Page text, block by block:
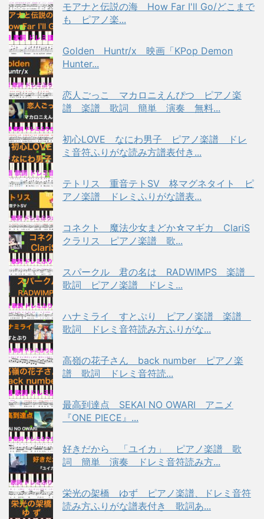
モアナと伝説の海 How Far I'll Go/どこまで
も ピアノ楽...
Golden Huntr/x 映画「KPop Demon
Hunter...
恋人ごっこ マカロニえんぴつ ピアノ楽
譜 楽譜 歌詞 簡単 演奏 無料...
初心LOVE なにわ男子 ピアノ楽譜 ドレ
ミ音符ふりがな読み方譜表付き...
テトリス 重音テトSV 柊マグネタイト ピ
アノ楽譜 ドレミふりがな譜表...
コネクト 魔法少女まどか☆マギカ ClariS
クラリス ピアノ楽譜 歌...
スパークル 君の名は RADWIMPS 楽譜
歌詞 ピアノ楽譜 ドレミ...
ハナミライ すとぷり ピアノ楽譜 楽譜
歌詞 ドレミ音符読み方ふりがな...
高嶺の花子さん back number ピアノ楽
譜 歌詞 ドレミ音符読...
最高到達点 SEKAI NO OWARI アニメ
『ONE PIECE』...
好きだから 「ユイカ」 ピアノ楽譜 歌
詞 簡単 演奏 ドレミ音符読み方...
栄光の架橋 ゆず ピアノ楽譜、ドレミ音符
読み方ふりがな譜表付き 歌詞あ...